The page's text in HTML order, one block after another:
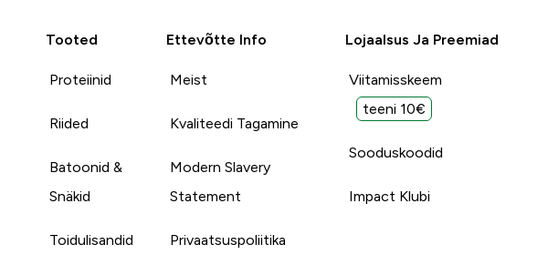
Tooted
Proteiinid
Riided
Batoonid &
Snäkid
Toidulisandid
Ettevõtte Info
Meist
Kvaliteedi Tagamine
Modern Slavery
Statement
Privaatsuspoliitika
Lojaalsus Ja Preemiad
Viitamisskeem
teeni 10€
Sooduskoodid
Impact Klubi